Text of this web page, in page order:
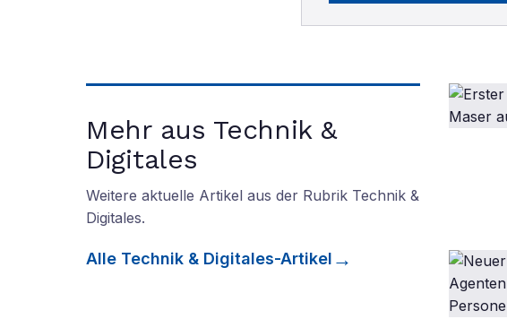
Mehr aus Technik &
Digitales
Weitere aktuelle Artikel aus der Rubrik Technik &
Digitales.
Alle Technik & Digitales-Artikel